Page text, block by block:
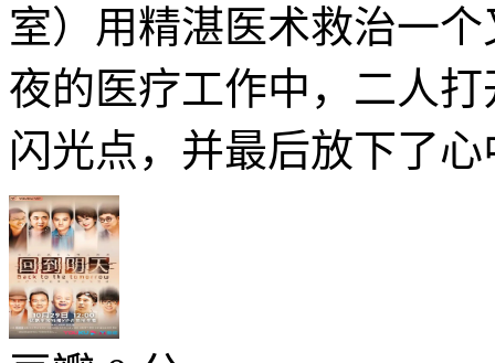
室）用精湛医术救治一
夜的医疗工作中，二人
闪光点，并最后放下了